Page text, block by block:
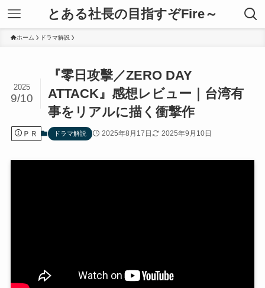
とある社長の目指すぞFire～
ホーム ドラマ解説
『零日攻擊／ZERO DAY
ATTACK』感想レビュー｜台湾有
事をリアルに描く衝撃作
2025
9/10
ＰＲ ドラマ解説 2025年8月17日 2025年9月10日